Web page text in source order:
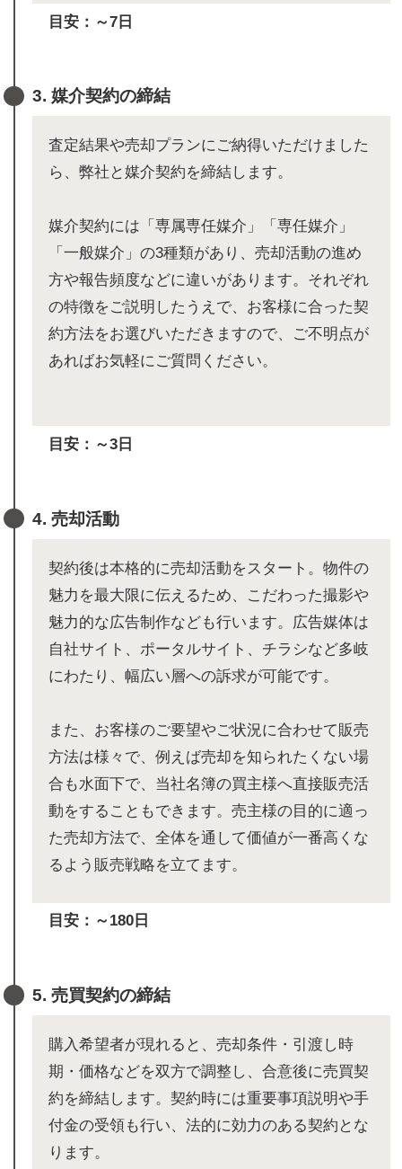
目安：～7日
3. 媒介契約の締結
査定結果や売却プランにご納得いただけました
ら、弊社と媒介契約を締結します。
媒介契約には「専属専任媒介」「専任媒介」
「一般媒介」の3種類があり、売却活動の進め
方や報告頻度などに違いがあります。それぞれ
の特徴をご説明したうえで、お客様に合った契
約方法をお選びいただきますので、ご不明点が
あればお気軽にご質問ください。
目安：～3日
4. 売却活動
契約後は本格的に売却活動をスタート。物件の
魅力を最大限に伝えるため、こだわった撮影や
魅力的な広告制作なども行います。広告媒体は
自社サイト、ポータルサイト、チラシなど多岐
にわたり、幅広い層への訴求が可能です。
また、お客様のご要望やご状況に合わせて販売
方法は様々で、例えば売却を知られたくない場
合も水面下で、当社名簿の買主様へ直接販売活
動をすることもできます。売主様の目的に適っ
た売却方法で、全体を通して価値が一番高くな
るよう販売戦略を立てます。
目安：～180日
5. 売買契約の締結
購入希望者が現れると、売却条件・引渡し時
期・価格などを双方で調整し、合意後に売買契
約を締結します。契約時には重要事項説明や手
付金の受領も行い、法的に効力のある契約とな
ります。